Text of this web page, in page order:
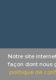
Notre site
façon dont nous
politique de